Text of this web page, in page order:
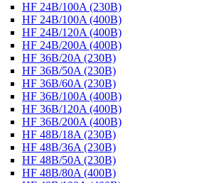
HF 24B/100A (230B)
HF 24B/100A (400B)
HF 24B/120A (400B)
HF 24B/200A (400B)
HF 36B/20A (230B)
HF 36B/50A (230B)
HF 36B/60A (230B)
HF 36B/100A (400B)
HF 36B/120A (400B)
HF 36B/200A (400B)
HF 48B/18A (230B)
HF 48B/36A (230B)
HF 48B/50A (230B)
HF 48B/80A (400B)